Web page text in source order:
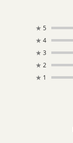
★ 5
★ 4
★ 3
★ 2
★ 1